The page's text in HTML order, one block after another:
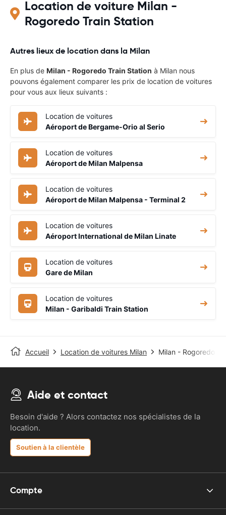
Location de voiture Milan -
Rogoredo Train Station
Autres lieux de location dans la Milan
En plus de Milan - Rogoredo Train Station à Milan nous
pouvons également comparer les prix de location de voitures
pour vous aux lieux suivants :
Location de voitures
Aéroport de Bergame-Orio al Serio
Location de voitures
Aéroport de Milan Malpensa
Location de voitures
Aéroport de Milan Malpensa - Terminal 2
Location de voitures
Aéroport International de Milan Linate
Location de voitures
Gare de Milan
Location de voitures
Milan - Garibaldi Train Station
Accueil Location de voitures Milan Milan - Rogoredo
Aide et contact
Besoin d'aide ? Alors contactez nos spécialistes de la
location.
Soutien à la clientèle
Compte